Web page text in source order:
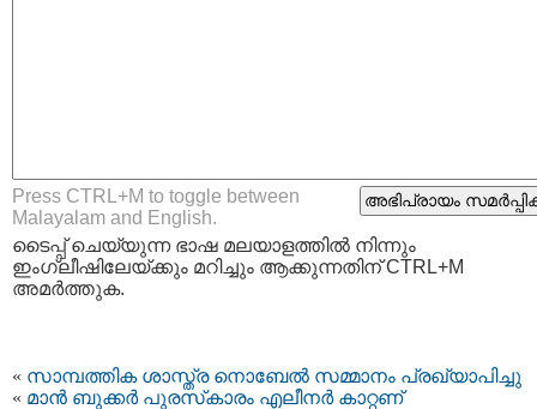
Press CTRL+M to toggle between
Malayalam and English.
ടൈപ്പ്‌ ചെയ്യുന്ന ഭാഷ മലയാളത്തില്‍ നിന്നും
ഇംഗ്ലീഷിലേയ്ക്കും മറിച്ചും ആക്കുന്നതിന് CTRL+M
അമര്‍ത്തുക.
« സാമ്പത്തിക ശാസ്ത്ര നൊബേല്‍ സമ്മാനം പ്രഖ്യാപിച്ചു
« മാൻ ബുക്കർ പുരസ്‌കാരം എലീനർ കാറ്റണ്